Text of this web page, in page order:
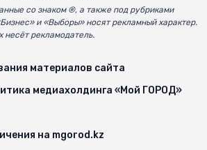
со знаком ®, а также под рубриками
и «Выборы» носят рекламный характер.
несёт рекламодатель.
материалов сайта
медиахолдинга «Мой ГОРОД»
на mgorod.kz